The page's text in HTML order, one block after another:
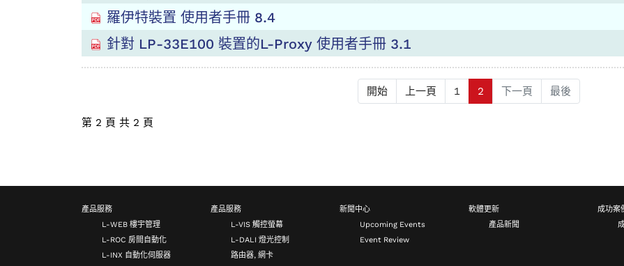
羅伊特裝置 使用者手冊 8.4
針對 LP-33E100 裝置的L-Proxy 使用者手冊 3.1
開始 上一頁 1 2 下一頁 最後
第 2 頁 共 2 頁
產品服務
L-WEB 樓宇管理
L-ROC 房間自動化
L-INX 自動化伺服器
產品服務
L-VIS 觸控螢幕
L-DALI 燈光控制
路由器, 網卡
新聞中心
Upcoming Events
Event Review
軟體更新
產品新聞
成功案